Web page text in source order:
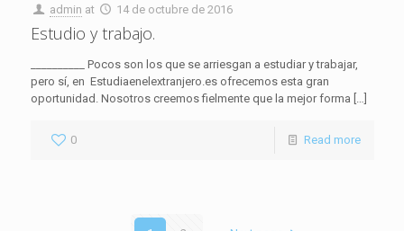
admin at 14 de octubre de 2016
Estudio y trabajo.
__________ Pocos son los que se arriesgan a estudiar y trabajar,
pero sí, en Estudiaenelextranjero.es ofrecemos esta gran
oportunidad. Nosotros creemos fielmente que la mejor forma […]
0 Read more